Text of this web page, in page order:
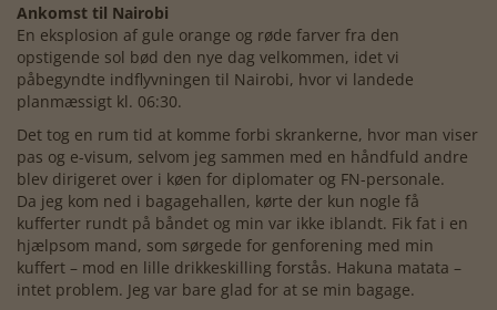
Ankomst til Nairobi
En eksplosion af gule orange og røde farver fra den
opstigende sol bød den nye dag velkommen, idet vi
påbegyndte indflyvningen til Nairobi, hvor vi landede
planmæssigt kl. 06:30.
Det tog en rum tid at komme forbi skrankerne, hvor man viser
pas og e-visum, selvom jeg sammen med en håndfuld andre
blev dirigeret over i køen for diplomater og FN-personale.
Da jeg kom ned i bagagehallen, kørte der kun nogle få
kufferter rundt på båndet og min var ikke iblandt. Fik fat i en
hjælpsom mand, som sørgede for genforening med min
kuffert – mod en lille drikkeskilling forstås. Hakuna matata –
intet problem. Jeg var bare glad for at se min bagage.